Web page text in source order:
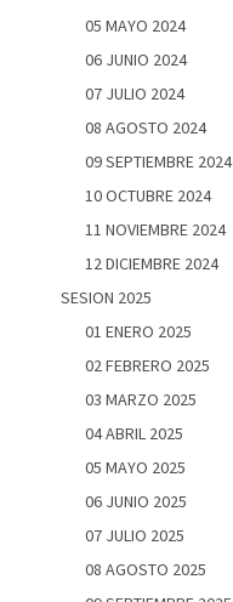
05 MAYO 2024
06 JUNIO 2024
07 JULIO 2024
08 AGOSTO 2024
09 SEPTIEMBRE 2024
10 OCTUBRE 2024
11 NOVIEMBRE 2024
12 DICIEMBRE 2024
SESION 2025
01 ENERO 2025
02 FEBRERO 2025
03 MARZO 2025
04 ABRIL 2025
05 MAYO 2025
06 JUNIO 2025
07 JULIO 2025
08 AGOSTO 2025